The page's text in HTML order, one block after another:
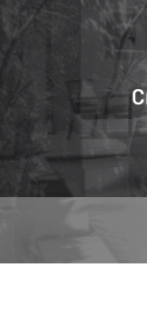
Créez-vous une alerte mail pour être averti quand une annonce est en ligne et consultez la carte